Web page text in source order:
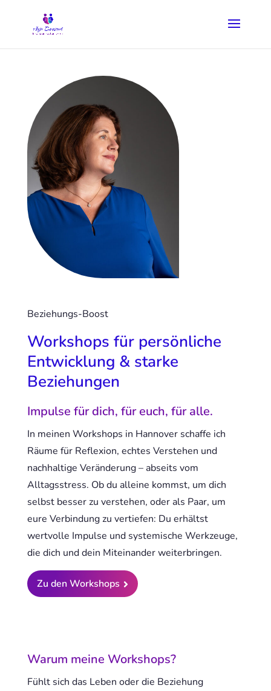
Beziehungs-Boost
Workshops für persönliche
Entwicklung & starke
Beziehungen
Impulse für dich, für euch, für alle.
In meinen Workshops in Hannover schaffe ich
Räume für Reflexion, echtes Verstehen und
nachhaltige Veränderung – abseits vom
Alltagsstress. Ob du alleine kommst, um dich
selbst besser zu verstehen, oder als Paar, um
eure Verbindung zu vertiefen: Du erhältst
wertvolle Impulse und systemische Werkzeuge,
die dich und dein Miteinander weiterbringen.
Zu den Workshops 
Warum meine Workshops?
Fühlt sich das Leben oder die Beziehung